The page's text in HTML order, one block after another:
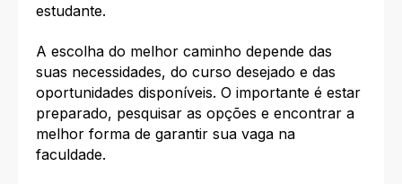
estudante.
A escolha do melhor caminho depende das
suas necessidades, do curso desejado e das
oportunidades disponíveis. O importante é estar
preparado, pesquisar as opções e encontrar a
melhor forma de garantir sua vaga na
faculdade.